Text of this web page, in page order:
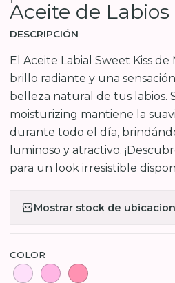
Aceite de Labios
DESCRIPCIÓN
El Aceite Labial Sweet Kiss
brillo radiante y una
belleza natural de tus labios.
moisturizing mantiene la
durante todo el día,
luminoso y atractivo.
para un look irresistible
Mostrar stock de
COLOR